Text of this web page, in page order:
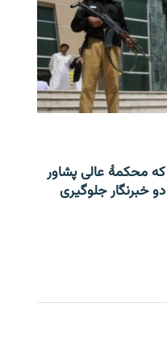
که محکمۀ عالی پشاور
خبرنگار جلوگیری